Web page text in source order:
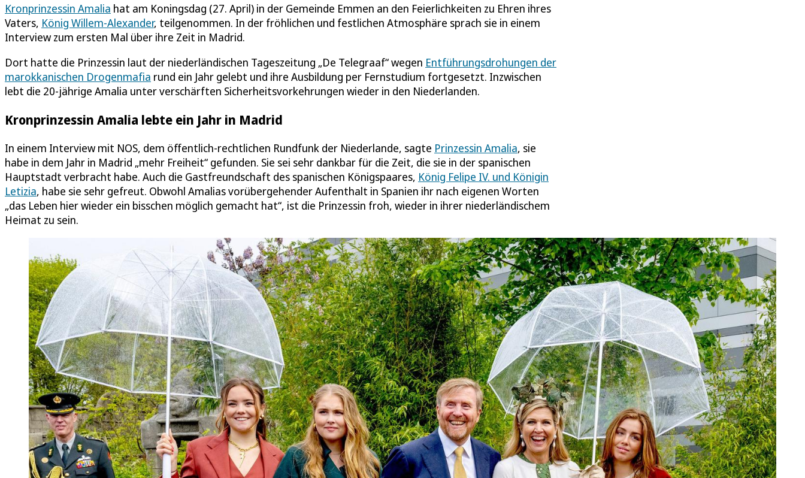
Kronprinzessin Amalia hat am Koningsdag (27. April) in der Gemeinde Emmen an den Feierlichkeiten zu Ehren ihres
Vaters, König Willem-Alexander, teilgenommen. In der fröhlichen und festlichen Atmosphäre sprach sie in einem
Interview zum ersten Mal über ihre Zeit in Madrid.
Dort hatte die Prinzessin laut der niederländischen Tageszeitung „De Telegraaf“ wegen Entführungsdrohungen der
marokkanischen Drogenmafia rund ein Jahr gelebt und ihre Ausbildung per Fernstudium fortgesetzt. Inzwischen
lebt die 20-jährige Amalia unter verschärften Sicherheitsvorkehrungen wieder in den Niederlanden.
Kronprinzessin Amalia lebte ein Jahr in Madrid
In einem Interview mit NOS, dem öffentlich-rechtlichen Rundfunk der Niederlande, sagte Prinzessin Amalia, sie
habe in dem Jahr in Madrid „mehr Freiheit“ gefunden. Sie sei sehr dankbar für die Zeit, die sie in der spanischen
Hauptstadt verbracht habe. Auch die Gastfreundschaft des spanischen Königspaares, König Felipe IV. und Königin
Letizia, habe sie sehr gefreut. Obwohl Amalias vorübergehender Aufenthalt in Spanien ihr nach eigenen Worten
„das Leben hier wieder ein bisschen möglich gemacht hat“, ist die Prinzessin froh, wieder in ihrer niederländischem
Heimat zu sein.